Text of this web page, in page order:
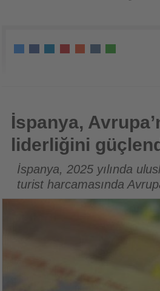
İspanya, Avrupa’nın yüksek
İspanya,
liderliğini
İspanya, 2025 yılında
turist harcamasında